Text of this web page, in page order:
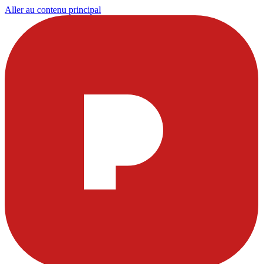
Aller au contenu principal